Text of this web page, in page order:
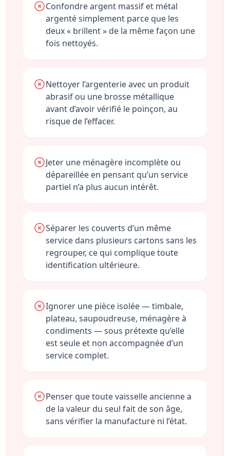
Confondre argent massif et métal
argenté simplement parce que les
deux « brillent » de la même façon une
fois nettoyés.
Nettoyer l’argenterie avec un produit
abrasif ou une brosse métallique
avant d’avoir vérifié le poinçon, au
risque de l’effacer.
Jeter une ménagère incomplète ou
dépareillée en pensant qu’un service
partiel n’a plus aucun intérêt.
Séparer les couverts d’un même
service dans plusieurs cartons sans les
regrouper, ce qui complique toute
identification ultérieure.
Ignorer une pièce isolée — timbale,
plateau, saupoudreuse, ménagère à
condiments — sous prétexte qu’elle
est seule et non accompagnée d’un
service complet.
Penser que toute vaisselle ancienne a
de la valeur du seul fait de son âge,
sans vérifier la manufacture ni l’état.